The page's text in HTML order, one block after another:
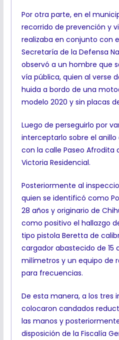
Por otra parte, en el
recorrido de prevención y
realizaba en conjunto con
Secretaría de la Defensa
observó a un hombre que
vía pública, quien al verse
huida a bordo de una
modelo 2020 y sin placas
Luego de perseguirlo por
interceptarlo sobre el anillo
con la calle Paseo
Victoria Residencial.
Posteriormente al
quien se identificó como
28 años y originario de
como positivo el hallazgo
tipo pistola Beretta de
cargador abastecido de 15
milímetros y un equipo de
para frecuencias.
De esta manera, a los tres
colocaron candados
las manos y
disposición de la Fiscalía